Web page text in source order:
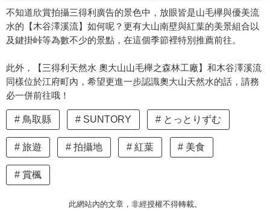
不知道欣賞拍攝三得利廣告的景色中，放眼皆是山毛欅與優美流
水的【木谷澤溪流】如何呢？更有大山南壁與紅葉的美景組合以
及鍵掛峠等為數不少的景點，在這個季節裡特別推薦前往。
此外，【三得利天然水 奧大山山毛櫸之森林工廠】和木谷澤溪流
同樣位於江府町內，希望更進一步認識奧大山天然水的話，請務
必一併前往哦！
鳥取縣 SUNTORY とっとりずむ
旅遊 拍攝地 紅葉 美食
賞楓
此網站內的文章，非經授權不得轉載。